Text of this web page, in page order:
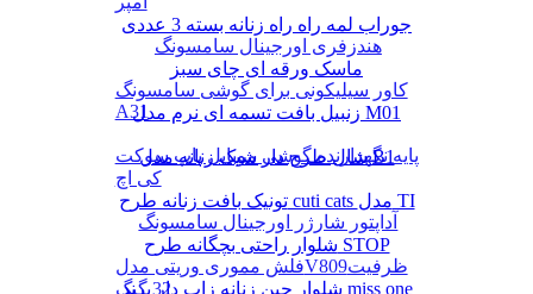
هندزفری اورجینال سامسونگ
کاور سیلیکونی برای گوشی سامسونگ
A31
پایه نگهدارنده گوشی موبایل پاپ سوکت
کی اچ
آداپتور شارژر اورجینال سامسونگ
فلش مموری وریتی مدلV809ظرفیت
32 گیگ
جوراب لمه راه راه زنانه بسته 3 عددی
ماسک ورقه ای چای سبز
زنبیل بافت تسمه ای نرم مدل M01
شال طرح دار شیک زنانه مدل B1
تونیک بافت زنانه طرح cuti cats مدل TI
شلوار راحتی بچگانه طرح STOP
شلوار جین زنانه زاپ دار برند miss one